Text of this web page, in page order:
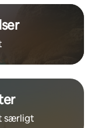
særligt